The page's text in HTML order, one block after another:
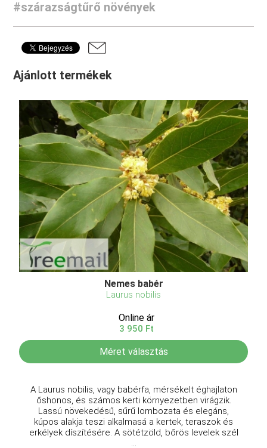
#szárazságtűrő növények
Ajánlott termékek
Nemes babér
Laurus nobilis
Online ár
3 950 Ft
Méret választás
A Laurus nobilis, vagy babérfa, mérsékelt éghajlaton
őshonos, és számos kerti környezetben virágzik.
Lassú növekedésű, sűrű lombozata és elegáns,
kúpos alakja teszi alkalmasá a kertek, teraszok és
erkélyek díszítésére. A sötétzöld, bőrös levelek szél